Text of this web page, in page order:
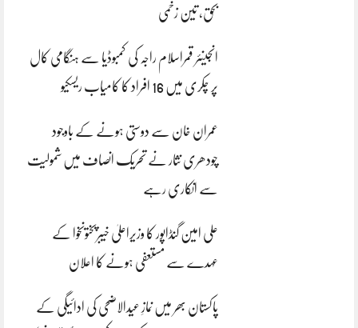
بحق، تین زخمی
انجینئر قمراسلام راجہ کی کمبوڈیا سے ہنگامی کال
پر چکری میں 16 افراد کا کامیاب ریسکیو
عمران خان سے دوستی ہونے کے باوجود
چودھری نثار نے تحریک انصاف میں شمولیت
سے انکاری رہے
علی امین گنڈاپور کا وزیراعلیٰ خیبرپختونخوا کے
عہدے سے مستعفی ہونے کا اعلان
پاکستان بھر میں نمازِ عیدالاضحی کی ادائیگی کے